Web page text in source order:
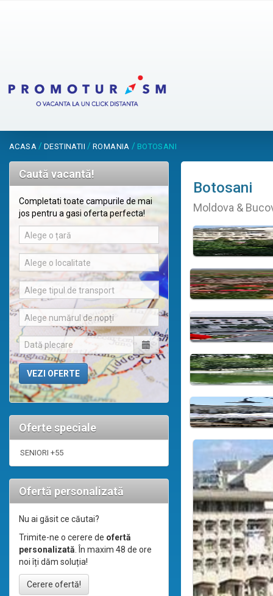
ACASA / DESTINATII / ROMANIA / BOTOSANI
Caută vacantă!
Completati toate campurile de mai
jos pentru a gasi oferta perfecta!
Alege o țară
Alege o localitate
Alege tipul de transport
Alege numărul de nopți
Oferte speciale
SENIORI +55
Ofertă personalizată
Nu ai găsit ce căutai?
Trimite-ne o cerere de ofertă
personalizată. În maxim 48 de ore
noi îți dăm soluția!
Cerere ofertă!
Botosani
Moldova &